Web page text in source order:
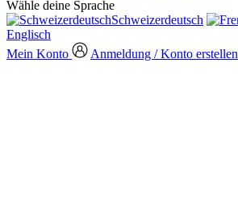
Wähle deine Sprache
Schweizerdeutsch
Englisch
Mein Konto
Anmeldung / Konto erstellen